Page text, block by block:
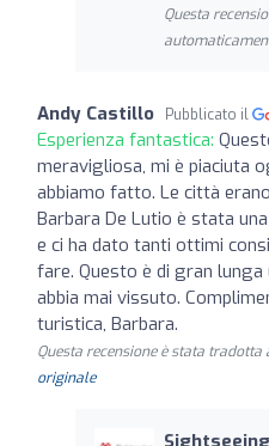
Questa
Andy Castillo Pubblicato il
Esperienza fantastica:
meravigliosa, mi è piaciuta
abbiamo fatto. Le città
Barbara De Lutio è stata
e ci ha dato tanti ottimi
fare. Questo è di gran
abbia mai vissuto.
turistica, Barbara.
Questa recensione è stata
originale